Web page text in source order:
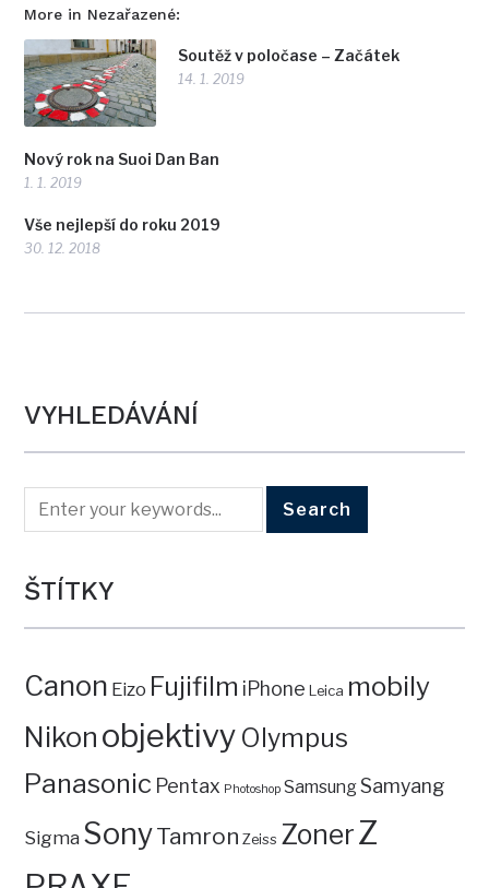
More in Nezařazené:
Soutěž v poločase – Začátek
14. 1. 2019
Nový rok na Suoi Dan Ban
1. 1. 2019
Vše nejlepší do roku 2019
30. 12. 2018
VYHLEDÁVÁNÍ
ŠTÍTKY
Canon Eizo Fujifilm iPhone Leica mobily
Nikon objektivy Olympus
Panasonic Pentax Photoshop SamsungSamyang
Sigma SonyTamron Zeiss ZonerZ